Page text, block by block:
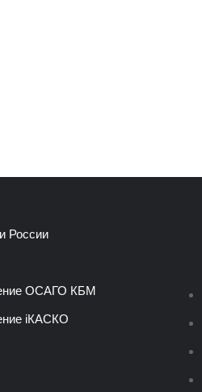
России
ОСАГО КБМ
iКАСКО